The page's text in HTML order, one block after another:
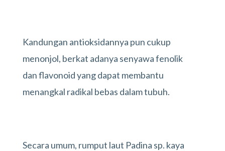
Kandungan antioksidannya pun cukup
menonjol, berkat adanya senyawa fenolik
dan flavonoid yang dapat membantu
menangkal radikal bebas dalam tubuh.
Secara umum, rumput laut Padina sp. kaya